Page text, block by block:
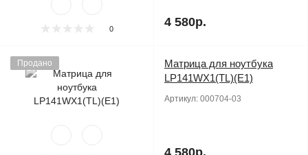
0 4 580р.
Продано
Матрица для ноутбука
LP141WX1(TL)(E1)
Артикул: 000704-03
4 580р.